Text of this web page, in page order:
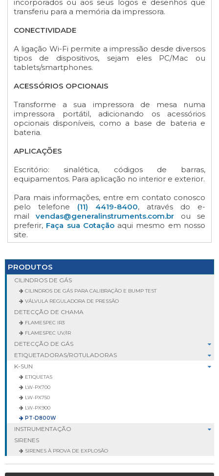
incorporados ou aos seus logos e desenhos que
transferiu para a memória da impressora.
CONECTIVIDADE
A ligação Wi-Fi permite a impressão desde diversos
tipos de dispositivos, sejam eles PC/Mac ou
tablets/smartphones.
ACESSÓRIOS OPCIONAIS
Transforme a sua impressora de mesa numa
impressora portátil, adicionando os acessórios
opcionais disponíveis, como a base de bateria e
bateria.
APLICAÇÕES
Escritório: sinalética, códigos de barras,
equipamentos. Para aplicação no interior e exterior.
Para mais informações, entre em contato conosco
pelo telefone (11) 4419-8400, através do e-
mailvendas@generalinstruments.com.br ou se
preferir, Faça sua Cotaçãoaqui mesmo em nosso
site.
PRODUTOS
CILINDROS DE GÁS
CILINDROS DE GÁS PARA CALIBRAÇÃO E BUMP TEST
VÁLVULA REGULADORA DE PRESSÃO
DETECÇÃO DE CHAMA
FLAMESPEC IR3
FLAMESPEC UV/IR
DETECÇÃO DE GÁS
ETIQUETADORAS/ROTULADORAS
K-SUN
ETIQUETAS
LW-PX700
LW-PX750
LW-PX900
PT-D800W
INSTRUMENTAÇÃO
SIRENES
SIRENES À PROVA DE EXPLOSÃO